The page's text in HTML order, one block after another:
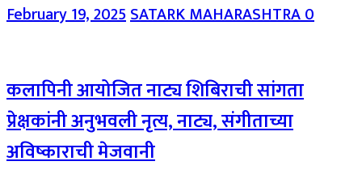
February 19, 2025SATARK MAHARASHTRA0
कलापिनी आयोजित नाट्य शिबिराची सांगता
प्रेक्षकांनी अनुभवली नृत्य, नाट्य, संगीताच्या
अविष्काराची मेजवानी